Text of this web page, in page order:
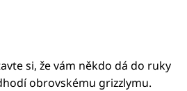
si, že vám někdo dá do ruky
obrovskému grizzlymu.